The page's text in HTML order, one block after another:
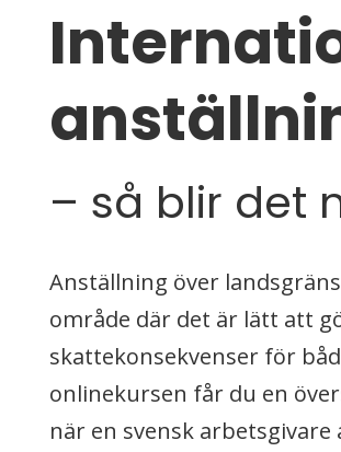
– så blir det
Anställning över
område där det är lätt att
skattekonsekvenser för
onlinekursen får du en
när en svensk